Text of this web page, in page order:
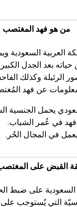
من هو فهد المغتصب
السعودية
بعد الجدل
الرئيلة وكذلك
عن فهد
يحمل الجنسية
فهد في عُمر الشباب.
يعمل في المجال الحُر.
القبض على
على ضبط
التي يُستوجب